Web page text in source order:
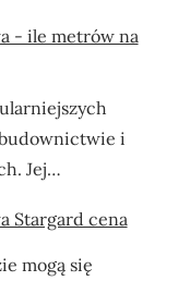
- ile metrów na
i
Jej…
Stargard cena
mogą się